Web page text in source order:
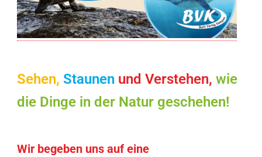
Sehen, Staunen und Verstehen,wie
die Dinge in der Natur geschehen!
Wir begeben uns auf eine